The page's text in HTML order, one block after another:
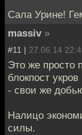
Сала Урине!
massiv »
#11 | 27.06.14
Это же просто
блокпост
- свои же
Налицо
силы.